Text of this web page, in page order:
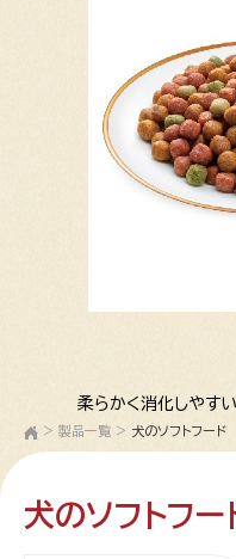
柔らかく消化しやす
> 製品一覧 > 犬のソフトフード
犬のソフトフー